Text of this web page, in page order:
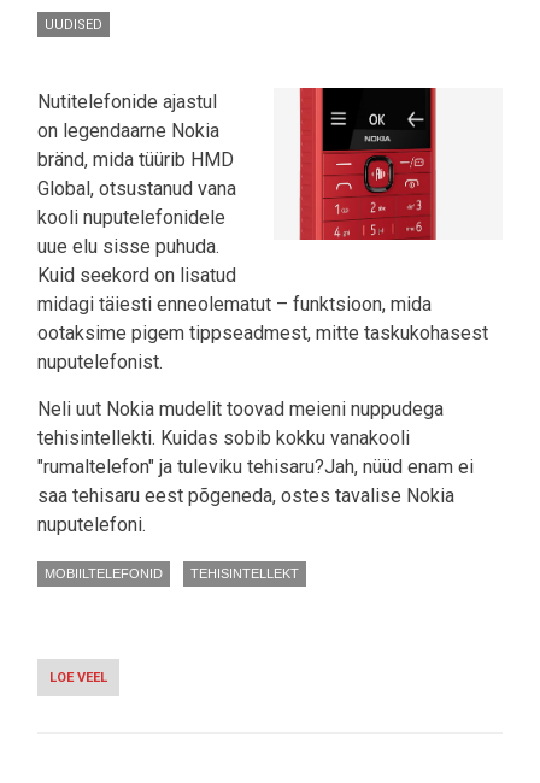
UUDISED
Nutitelefonide ajastul
on legendaarne Nokia
bränd, mida tüürib HMD
Global, otsustanud vana
kooli nuputelefonidele
uue elu sisse puhuda.
Kuid seekord on lisatud
midagi täiesti enneolematut – funktsioon, mida
ootaksime pigem tippseadmest, mitte taskukohasest
nuputelefonist.
Neli uut Nokia mudelit toovad meieni nuppudega
tehisintellekti. Kuidas sobib kokku vanakooli
"rumaltelefon" ja tuleviku tehisaru?Jah, nüüd enam ei
saa tehisaru eest põgeneda, ostes tavalise Nokia
nuputelefoni.
MOBIILTELEFONID TEHISINTELLEKT
LOE VEEL
TAGASI